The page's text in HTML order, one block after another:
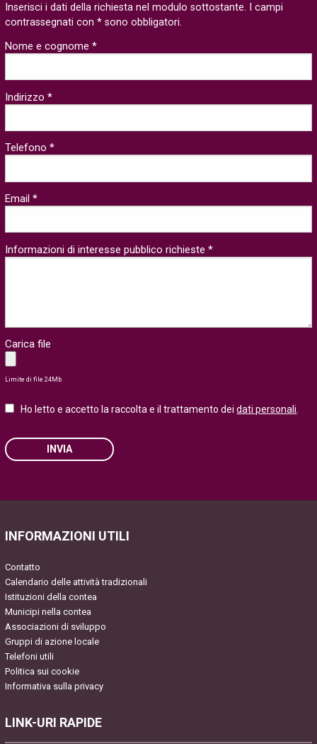
Inserisci i dati della richiesta nel modulo sottostante. I campi
contrassegnati con * sono obbligatori.
Nome e cognome *
Indirizzo *
Telefono *
Email *
Informazioni di interesse pubblico richieste *
Carica file
Limite di file 24Mb
Ho letto e accetto la raccolta e il trattamento deidati personali.
INVIA
INFORMAZIONI UTILI
Contatto
Calendario delle attività tradizionali
Istituzioni della contea
Municipi nella contea
Associazioni di sviluppo
Gruppi di azione locale
Telefoni utili
Politica sui cookie
Informativa sulla privacy
LINK-URI RAPIDE